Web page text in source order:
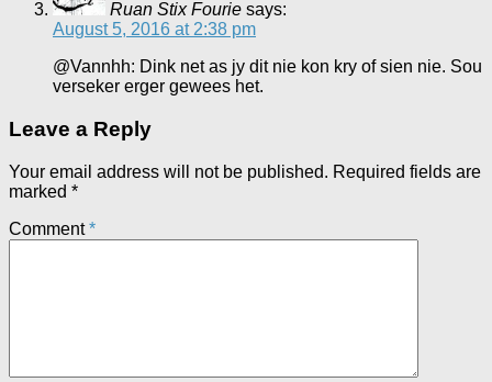
Ruan Stix Fourie says:
August 5, 2016 at 2:38 pm
@Vannhh: Dink net as jy dit nie kon kry of sien nie. Sou
verseker erger gewees het.
Leave a Reply
Your email address will not be published. Required fields are
marked *
Comment*